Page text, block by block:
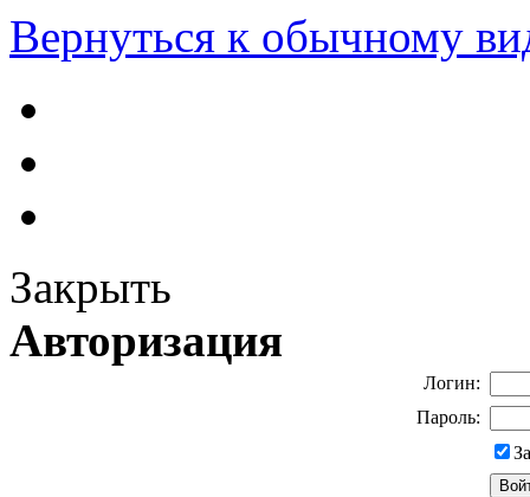
Вернуться к обычному
Закрыть
Авторизация
Логин:
Пароль: